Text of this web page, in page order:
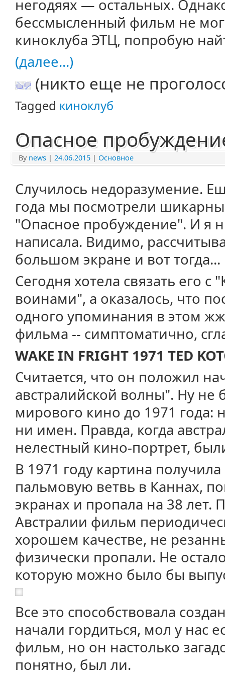
негодяях — остальных.
бессмысленный фильм не мог
киноклуба ЭТЦ, попробую
(далее...)
(никто еще не
Tagged киноклуб
Опасное
By news | 24.06.2015 | Основное
Случилось недоразумение.
года мы посмотрели
"Опасное пробуждение". И я
написала. Видимо,
большом экране и вот тогда...
Сегодня хотела связать его
воинами", а оказалось, что
одного упоминания в этом
фильма -- симптоматично,
WAKE IN FRIGHT 1971 TED
Считается, что он положил
австралийской волны". Ну не
мирового кино до 1971
ни имен. Правда, когда
нелестный кино-портрет,
В 1971 году картина
пальмовую ветвь в Каннах,
экранах и пропала на 38 лет.
Австралии фильм
хорошем качестве, не
физически пропали. Не
которую можно было бы
Все это способствовала
начали гордиться, мол у нас
фильм, но он настолько
понятно, был ли.